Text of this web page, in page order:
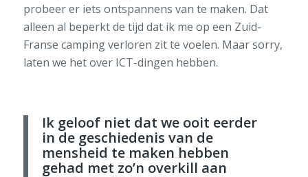
probeer er iets ontspannens van te maken. Dat
alleen al beperkt de tijd dat ik me op een Zuid-
Franse camping verloren zit te voelen. Maar sorry,
laten we het over ICT-dingen hebben.
Ik geloof niet dat we ooit eerder
in de geschiedenis van de
mensheid te maken hebben
gehad met zo’n overkill aan